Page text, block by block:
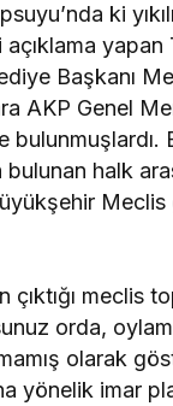
ki
açıklama
Başkanı
AKP Genel
halk
meclis
orda,
olarak
yönelik imar